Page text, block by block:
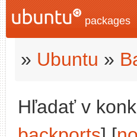
packages
» Ubuntu »
Hľadať v